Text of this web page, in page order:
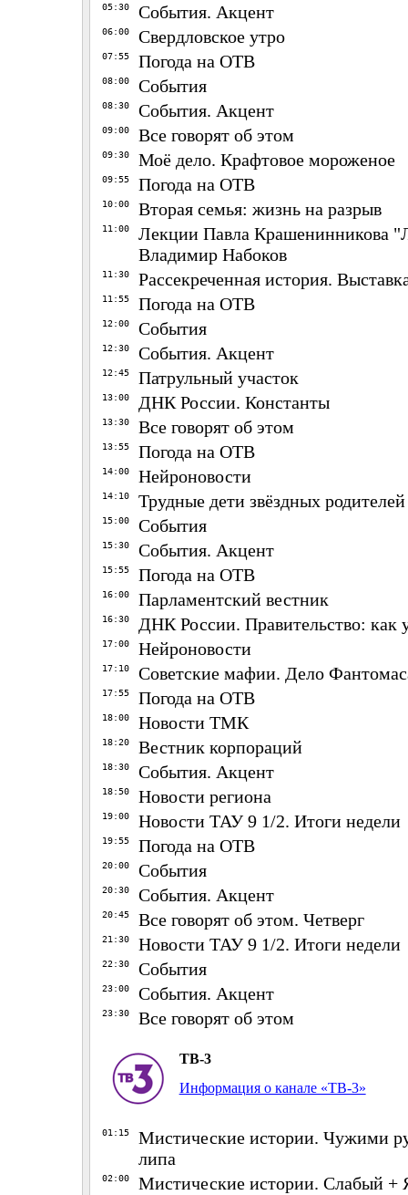
05:30 События. Акцент
06:00 Свердловское утро
07:55 Погода на ОТВ
08:00 События
08:30 События. Акцент
09:00 Все говорят об этом
09:30 Моё дело. Крафтовое мороженое
09:55 Погода на ОТВ
10:00 Вторая семья: жизнь на разрыв
11:00
Лекции Павла Крашенинникова
Владимир Набоков
11:30 Рассекреченная история.
11:55 Погода на ОТВ
12:00 События
12:30 События. Акцент
12:45 Патрульный участок
13:00 ДНК России. Константы
13:30 Все говорят об этом
13:55 Погода на ОТВ
14:00 Нейроновости
14:10 Трудные дети звёздных родителей
15:00 События
15:30 События. Акцент
15:55 Погода на ОТВ
16:00 Парламентский вестник
16:30 ДНК России. Правительство: как
17:00 Нейроновости
17:10 Советские мафии. Дело
17:55 Погода на ОТВ
18:00 Новости ТМК
18:20 Вестник корпораций
18:30 События. Акцент
18:50 Новости региона
19:00 Новости ТАУ 9 1/2. Итоги недели
19:55 Погода на ОТВ
20:00 События
20:30 События. Акцент
20:45 Все говорят об этом. Четверг
21:30 Новости ТАУ 9 1/2. Итоги недели
22:30 События
23:00 События. Акцент
23:30 Все говорят об этом
ТВ-3
Информация о канале «ТВ-3»
01:15
Мистические истории. Чужими
липа
02:00 Мистические истории. Слабый +